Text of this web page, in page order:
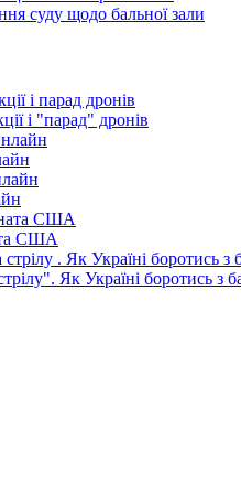
суду щодо бальної зали
і "парад" дронів
США
Як Україні боротись з